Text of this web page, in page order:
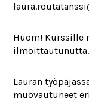
Huom! Kurssille
ilmoittautunutta.
Lauran
muovautuneet